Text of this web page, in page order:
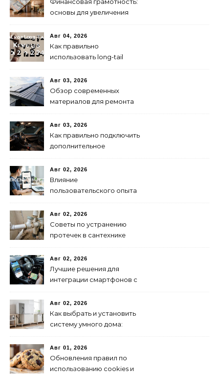
основы для увеличения
Авг 04, 2026
Как правильно
использовать long-tail
году для продвижения
сайта
Авг 03, 2026
Обзор современных
материалов для ремонта
Авг 03, 2026
Как правильно подключить
дополнительное
пошаговая инструкция
Авг 02, 2026
Влияние
пользовательского опыта
исследования
Авг 02, 2026
Советы по устранению
протечек в сантехнике
Авг 02, 2026
Лучшие решения для
интеграции смартфонов с
Авг 02, 2026
Как выбрать и установить
систему умного дома:
Авг 01, 2026
Обновления правил по
использованию cookies и